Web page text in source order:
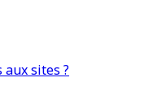
sites ?